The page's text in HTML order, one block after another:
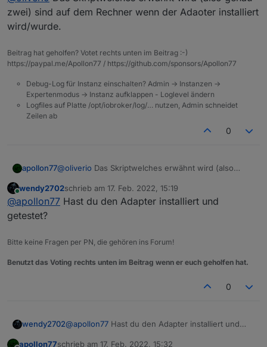
zwei) sind auf dem Rechner wenn der Adaoter installiert
wird/wurde.
Beitrag hat geholfen? Votet rechts unten im Beitrag :-)
https://paypal.me/Apollon77 / https://github.com/sponsors/Apollon77
Debug-Log für Instanz einschalten? Admin -> Instanzen ->
Expertenmodus -> Instanz aufklappen - Loglevel ändern
Logfiles auf Platte /opt/iobroker/log/… nutzen, Admin schneidet
Zeilen ab
0
apollon77@oliverio Das Skriptwelches erwähnt wird (also
Adaoter installiert wird/wurde.
Online
wendy2702schrieb am 17. Feb. 2022, 15:19
zuletzt editiert von
@apollon77 Hast du den Adapter installiert und
getestet?
Bitte keine Fragen per PN, die gehören ins Forum!
Benutzt das Voting rechts unten im Beitrag wenn er euch geholfen hat.
0
wendy2702@apollon77 Hast du den Adapter installiert und
apollon77schrieb am 17. Feb. 2022, 15:32